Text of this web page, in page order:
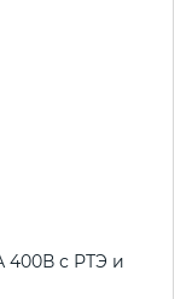
400В с РТЭ и